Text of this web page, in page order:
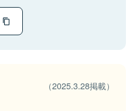
（2025.3.28掲載）